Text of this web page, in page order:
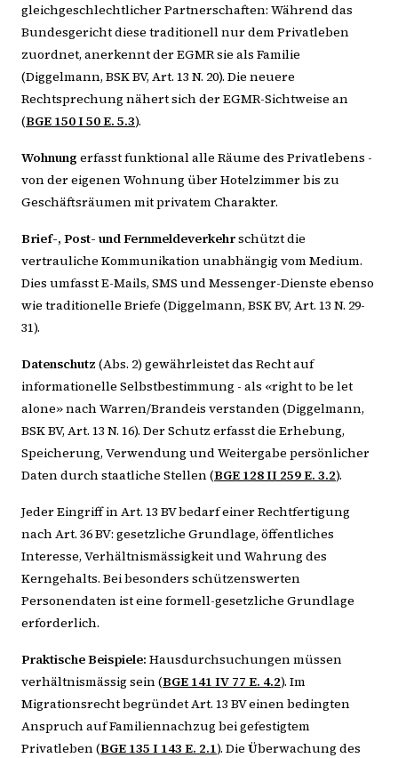
gleichgeschlechtlicher Partnerschaften: Während das
Bundesgericht diese traditionell nur dem Privatleben
zuordnet, anerkennt der EGMR sie als Familie
(Diggelmann, BSK BV, Art. 13 N. 20). Die neuere
Rechtsprechung nähert sich der EGMR-Sichtweise an
(BGE 150 I 50 E. 5.3).
Wohnung erfasst funktional alle Räume des Privatlebens -
von der eigenen Wohnung über Hotelzimmer bis zu
Geschäftsräumen mit privatem Charakter.
Brief-, Post- und Fernmeldeverkehrschützt die
vertrauliche Kommunikation unabhängig vom Medium.
Dies umfasst E-Mails, SMS und Messenger-Dienste ebenso
wie traditionelle Briefe (Diggelmann, BSK BV, Art. 13 N. 29-
31).
Datenschutz (Abs. 2) gewährleistet das Recht auf
informationelle Selbstbestimmung - als «right to be let
alone» nach Warren/Brandeis verstanden (Diggelmann,
BSK BV, Art. 13 N. 16). Der Schutz erfasst die Erhebung,
Speicherung, Verwendung und Weitergabe persönlicher
Daten durch staatliche Stellen (BGE 128 II 259 E. 3.2).
Jeder Eingriff in Art. 13 BV bedarf einer Rechtfertigung
nach Art. 36 BV: gesetzliche Grundlage, öffentliches
Interesse, Verhältnismässigkeit und Wahrung des
Kerngehalts. Bei besonders schützenswerten
Personendaten ist eine formell-gesetzliche Grundlage
erforderlich.
Praktische Beispiele: Hausdurchsuchungen müssen
verhältnismässig sein (BGE 141 IV 77 E. 4.2). Im
Migrationsrecht begründet Art. 13 BV einen bedingten
Anspruch auf Familiennachzug bei gefestigtem
Privatleben (BGE 135 I 143 E. 2.1). Die Überwachung des